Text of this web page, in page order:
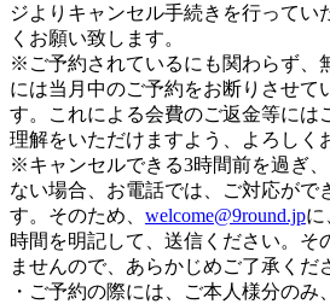
ジよりキャンセル手続きを行ってい
くお願い致します。
※ご予約されているにも関わらず、
には当月中のご予約をお断りさせて
す。これによる会費のご返金等には
理解をいただけますよう、よろしく
※キャンセルできる3時間前を過ぎ
ない場合、お電話では、ご対応がで
す。そのため、 welcome@9round.jpに
時間を明記して、送信ください。そ
ませんので、あらかじめご了承くだ
・ご予約の際には、ご本人様分のみ